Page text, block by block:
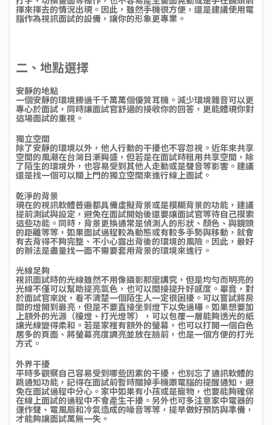
揮來揮去的情況出現。因此，雖然手機很方便，還是建議使用電
腦作為視訊面試的設備，讓你的形象更專業。
二、地點選擇
安靜的地點
一個安靜的環境勝過千千萬萬個優質耳機。減少環境雜音可以更
專心於面試，同時讓面試官舒適的接收你的回答，更能體現你對
這場面試的重視。
獨立空間
除了安靜的環境以外，他人行動的干擾也不容忽視。近年來共享
空間的風潮在台灣日漸興盛，但若是在面試時租用共享空間，除
了陌生的環境外，也容易受到其他人走動或是聲音等影響。建議
還是找一個可以關上門的獨立空間來進行線上面試。
乾淨的背景
現在的視訊軟體普遍都具備虛擬背景或是模糊背景的功能，建議
提前測試與設定，避免在面試開始後還要讓面試官等待自己摸索
這些功能。同時，背景更換通常是偵測人的形狀、顏色、與鏡頭
的距離等等，如果面試過程較為動態或有較多手勢與移動，就會
有去背得不夠完整、不小心露出背後的環境的風險。因此，最好
的辦法是盡量找一面不需要套用背景的環境來進行。
光線足夠
視訊面試時的光線雖然不用像攝影那麼講究，但是均勻而明亮的
光線不僅可以幫助提亮氣色，也可以間接提升好感度。畢竟，對
於面試官來說，看不清楚一個陌生人一定很困擾。可以嘗試將房
間的燈開到最亮，但是不要直接坐到燈下以免過曝。如果想要加
上額外的光源（檯燈、打光燈等），可以包覆一層能夠透光的紙
讓光線變得柔和。若是家裡有額外的螢幕，也可以打開一個白色
居多的頁面、將螢幕亮度調亮並放在臉前，也是一個方便的打光
方式。
外界干擾
平時多觀察自己容易受到哪些因素的干擾，也別忘了通訊軟體的
跳通知功能，記得在面試前暫時關掉手機跟電腦的提醒通知，避
免在面試過程中分心。家中如果有小孩或是寵物，也要能夠確保
在線上面試的過程中不會產生干擾。另外也可多注意家中電器的
運作聲、電風扇和冷氣造成的噪音等等，提早做好預防與準備，
才能夠讓面試萬無一失。